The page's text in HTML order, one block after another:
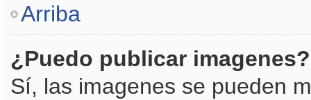
Arriba
¿Puedo publicar imagenes?
Sí, las imagenes se pueden